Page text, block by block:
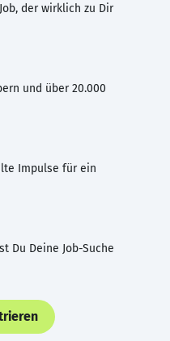
der wirklich zu Dir
und über 20.000
Impulse für ein
Du Deine Job-Suche